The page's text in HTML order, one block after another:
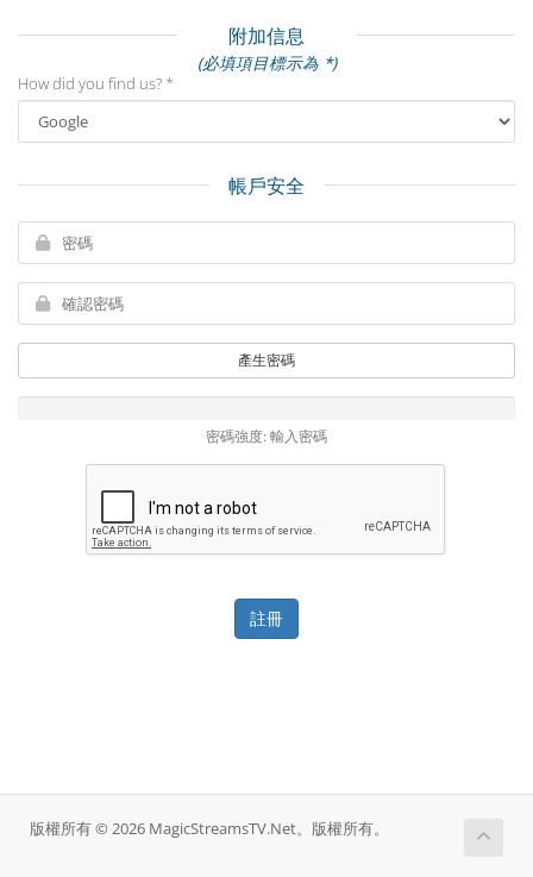
附加信息
(必填項目標示為 *)
How did you find us? *
帳戶安全
產生密碼
密碼強度: 輸入密碼
版權所有 © 2026 MagicStreamsTV.Net。版權所有。